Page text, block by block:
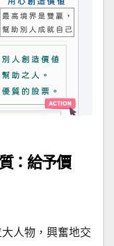
：給予價
人物，興奮地交